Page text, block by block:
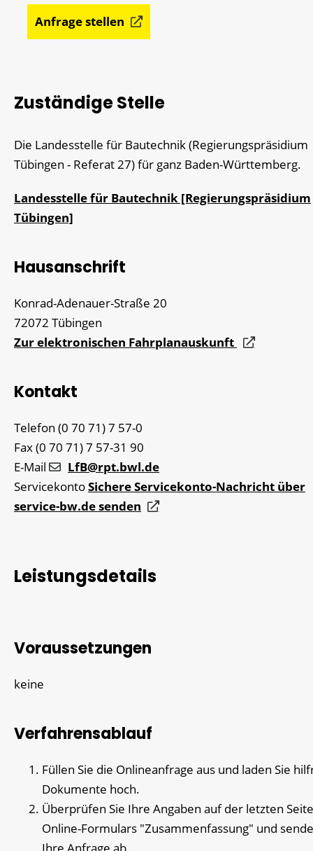
Anfrage stellen
Zuständige Stelle
Die Landesstelle für Bautechnik (Regierungspräsidium
Tübingen - Referat 27) für ganz Baden-Württemberg.
Landesstelle für Bautechnik [Regierungspräsidium
Tübingen]
Hausanschrift
Konrad-Adenauer-Straße 20
72072 Tübingen
Zur elektronischen Fahrplanauskunft
Kontakt
Telefon (0 70 71) 7 57-0
Fax(0 70 71) 7 57-31 90
E-Mail
LfB@rpt.bwl.de
ServicekontoSichere Servicekonto-Nachricht über
service-bw.de senden
Leistungsdetails
Voraussetzungen
keine
Verfahrensablauf
Füllen Sie die Onlineanfrage aus und laden Sie
Dokumente hoch.
Überprüfen Sie Ihre Angaben auf der letzten
Online-Formulars "Zusammenfassung" und